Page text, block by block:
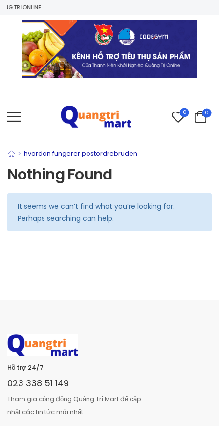
TRỊ ONLINE
0 0
> hvordan fungerer postordrebruden
Nothing Found
It seems we can’t find what you’re looking for.
Perhaps searching can help.
Hỗ trợ 24/7
023 338 51 149
Tham gia cộng đồng Quảng Trị Mart để cập
nhật các tin tức mới nhất